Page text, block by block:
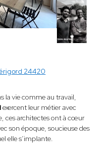
24420
la vie comme au travail,
exercent leur métier avec
ces architectes ont à cœur
son époque, soucieuse des
elle s’implante.